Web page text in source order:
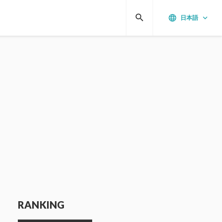
language 日本語 keyboard_arrow_down
search
RANKING